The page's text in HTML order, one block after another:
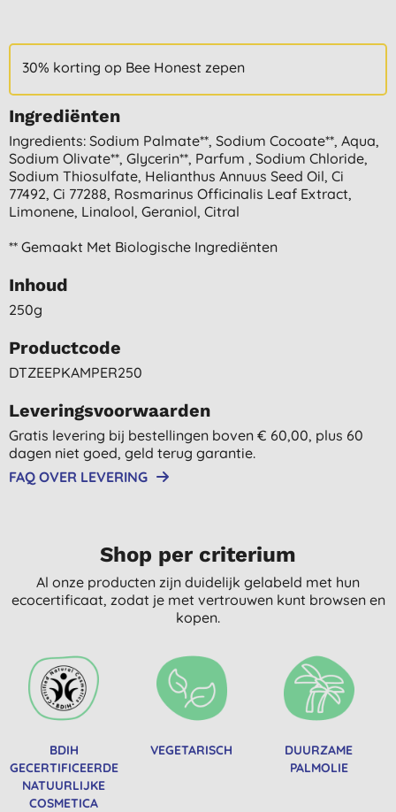
30% korting op Bee Honest zepen
Ingrediënten
Ingredients: Sodium Palmate**, Sodium Cocoate**, Aqua,
Sodium Olivate**, Glycerin**, Parfum , Sodium Chloride,
Sodium Thiosulfate, Helianthus Annuus Seed Oil, Ci
77492, Ci 77288, Rosmarinus Officinalis Leaf Extract,
Limonene, Linalool, Geraniol, Citral
** Gemaakt Met Biologische Ingrediënten
Inhoud
250g
Productcode
DTZEEPKAMPER250
Leveringsvoorwaarden
Gratis levering bij bestellingen boven € 60,00, plus 60
dagen niet goed, geld terug garantie.
FAQ OVER LEVERING
Shop per criterium
Al onze producten zijn duidelijk gelabeld met hun
ecocertificaat, zodat je met vertrouwen kunt browsen en
kopen.
BDIH
GECERTIFICEERDE
NATUURLIJKE
COSMETICA
VEGETARISCH
DUURZAME
PALMOLIE